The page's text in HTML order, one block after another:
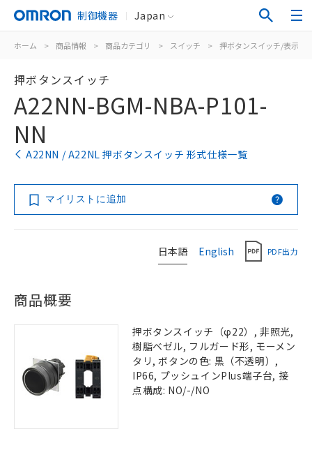
制御機器 Japan
ホーム > 商品情報 > 商品カテゴリ > スイッチ > 押ボタンスイッチ/表示灯
押ボタンスイッチ
A22NN-BGM-NBA-P101-
NN
A22NN / A22NL 押ボタンスイッチ 形式仕様一覧
マイリストに追加
日本語 English PDF出力
商品概要
押ボタンスイッチ（φ22）, 非照光,
樹脂ベゼル, フルガード形, モーメン
タリ, ボタンの色: 黒（不透明）,
IP66, プッシュインPlus端子台, 接
点構成: NO/-/NO